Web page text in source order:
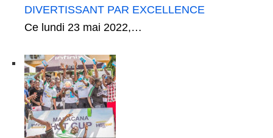
DIVERTISSANT PAR EXCELLENCE
Ce lundi 23 mai 2022,…